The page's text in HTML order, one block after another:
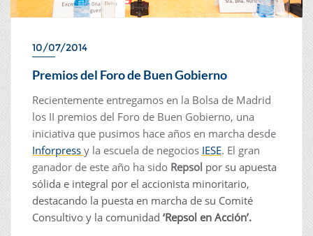
10/07/2014
Premios del Foro de Buen Gobierno
Recientemente entregamos en la Bolsa de Madrid
los II premios del Foro de Buen Gobierno, una
iniciativa que pusimos hace años en marcha desde
Inforpress y la escuela de negocios IESE. El gran
ganador de este año ha sido Repsol por su apuesta
sólida e integral por el accionista minoritario,
destacando la puesta en marcha de su Comité
Consultivo y la comunidad ‘Repsol en Acción’.